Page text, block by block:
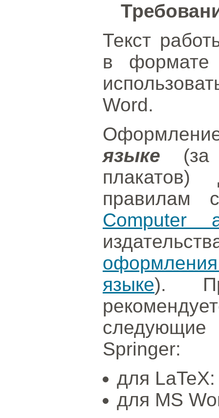
Текст
в формате
Word.
языке (за
плакатов)
правилам
Computer
языке).
следующие
Springer:
для
для MS